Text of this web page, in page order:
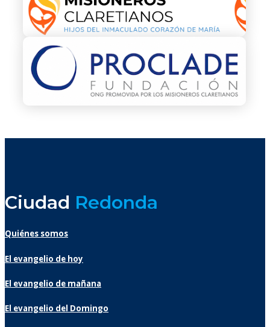
Ciudad Redonda
Quiénes somos
El evangelio de hoy
El evangelio de mañana
El evangelio del Domingo